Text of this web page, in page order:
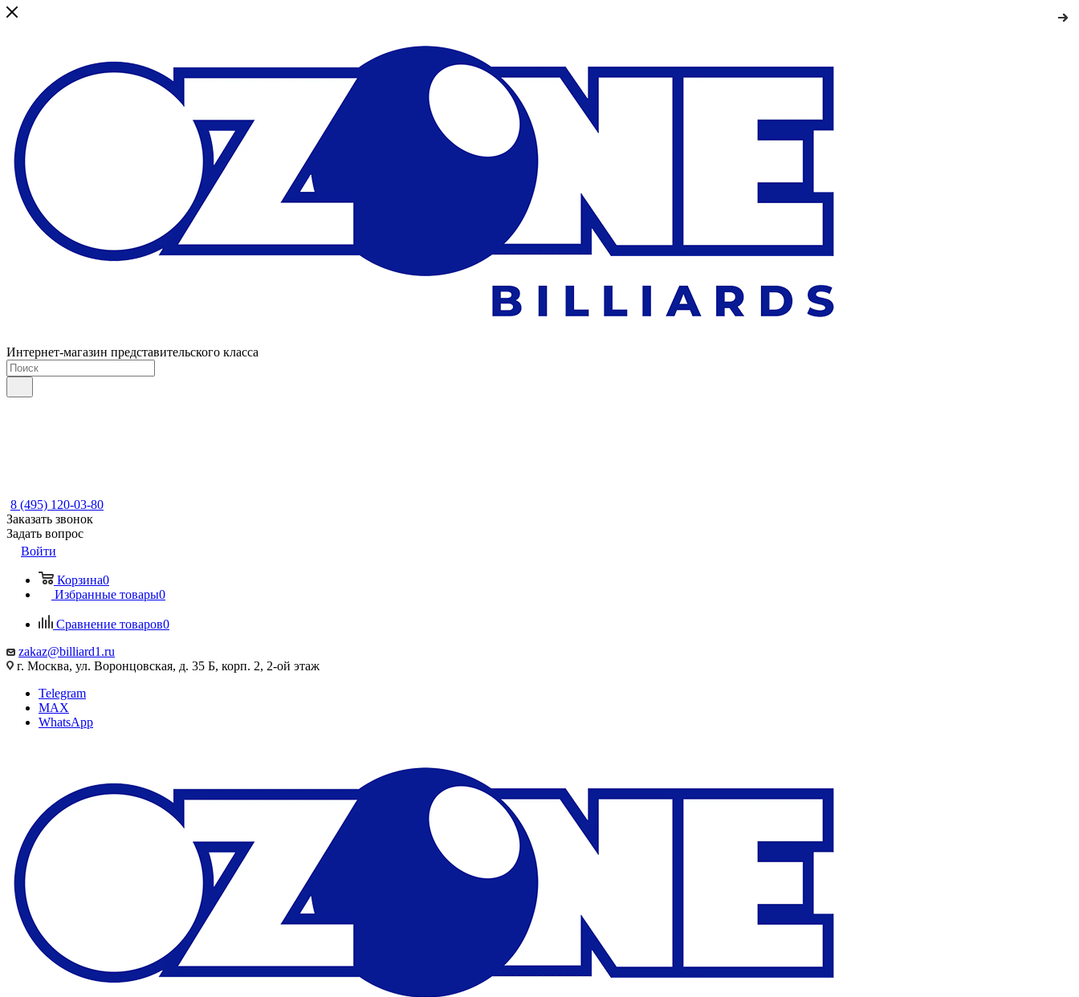
Интернет-магазин представительского класса
8 (495) 120-03-80
Заказать звонок
Задать вопрос
Войти
Корзина0
Избранные товары0
Сравнение товаров0
zakaz@billiard1.ru
г. Москва, ул. Воронцовская, д. 35 Б, корп. 2, 2-ой этаж
Telegram
MAX
WhatsApp